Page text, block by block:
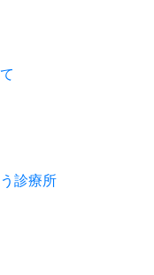
診療所